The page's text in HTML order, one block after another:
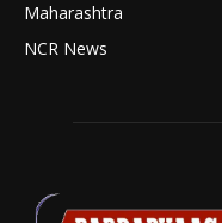
Maharashtra
NCR News